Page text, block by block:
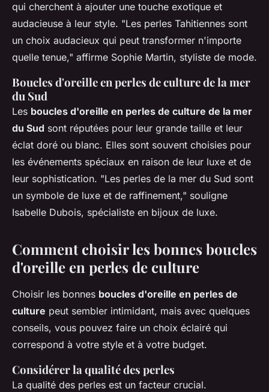
qui cherchent à ajouter une touche exotique et
audacieuse à leur style. "Les perles Tahitiennes sont
un choix audacieux qui peut transformer n'importe
quelle tenue," affirme Sophie Martin, styliste de mode.
Boucles d'oreille en perles de culture de la mer
du Sud
Les boucles d'oreille en perles de culture de la mer
du Sud sont réputées pour leur grande taille et leur
éclat doré ou blanc. Elles sont souvent choisies pour
les événements spéciaux en raison de leur luxe et de
leur sophistication. "Les perles de la mer du Sud sont
un symbole de luxe et de raffinement," souligne
Isabelle Dubois, spécialiste en bijoux de luxe.
Comment choisir les bonnes boucles
d'oreille en perles de culture
Choisir les bonnes boucles d'oreille en perles de
culture peut sembler intimidant, mais avec quelques
conseils, vous pouvez faire un choix éclairé qui
correspond à votre style et à votre budget.
Considérer la qualité des perles
La qualité des perles est un facteur crucial.